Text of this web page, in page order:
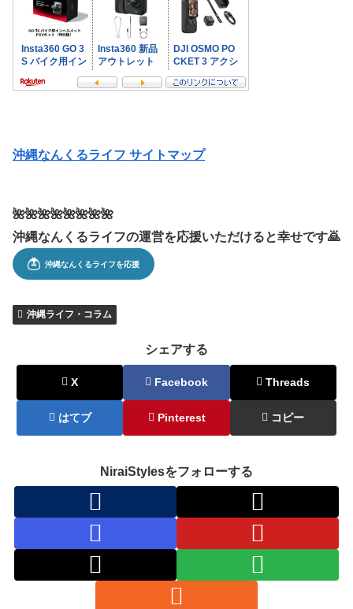
沖縄なんくるライフ サイトマップ
🌺🌺🌺🌺🌺🌺🌺🌺
沖縄なんくるライフの運営を応援いただけると幸せです🙇
沖縄ライフ・コラム
シェアする
X Facebook Threads
はてブ Pinterest コピー
NiraiStylesをフォローする